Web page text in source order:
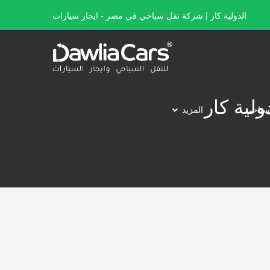
الدولية كار | شركة نقل سياحي في مصر - ايجار سيارات
المزيد